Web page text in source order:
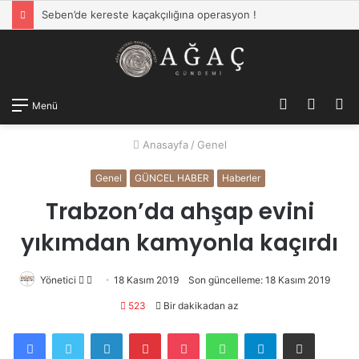
Seben’de kereste kaçakçılığına operasyon !
Menü
Dış
Kayıt
Ol
Anasayfa / Genel
Genel GÜNCEL HABER Haberler
Trabzon’da ahşap evini
yıkımdan kamyonla kaçırdı
Yönetici
Twitter'da
göndermek
18 Kasım 2019 Son güncelleme: 18 Kasım 2019
523 Bir dakikadan az
FacebookTwitter LinkedIn PinterestPocket WhatsAppTelegram